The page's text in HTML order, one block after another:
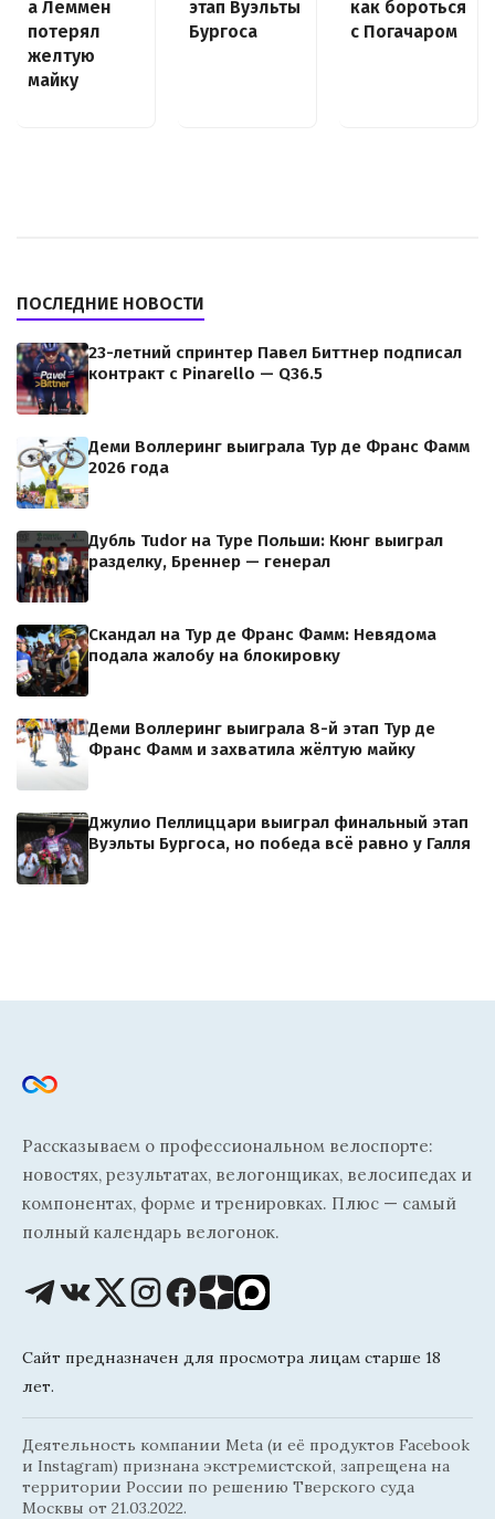
а Леммен
потерял
желтую
майку
этап Вуэльты
Бургоса
как бороться
с Погачаром
ПОСЛЕДНИЕ НОВОСТИ
23-летний спринтер Павел Биттнер подписал
контракт с Pinarello — Q36.5
Деми Воллеринг выиграла Тур де Франс Фамм
2026 года
Дубль Tudor на Туре Польши: Кюнг выиграл
разделку, Бреннер — генерал
Скандал на Тур де Франс Фамм: Невядома
подала жалобу на блокировку
Деми Воллеринг выиграла 8-й этап Тур де
Франс Фамм и захватила жёлтую майку
Джулио Пеллиццари выиграл финальный этап
Вуэльты Бургоса, но победа всё равно у Галля
Рассказываем о профессиональном велоспорте:
новостях, результатах, велогонщиках, велосипедах и
компонентах, форме и тренировках. Плюс — самый
полный календарь велогонок.
Сайт предназначен для просмотра лицам старше 18
лет.
Деятельность компании Meta (и её продуктов Facebook
и Instagram) признана экстремистской, запрещена на
территории России по решению Тверского суда
Москвы от 21.03.2022.